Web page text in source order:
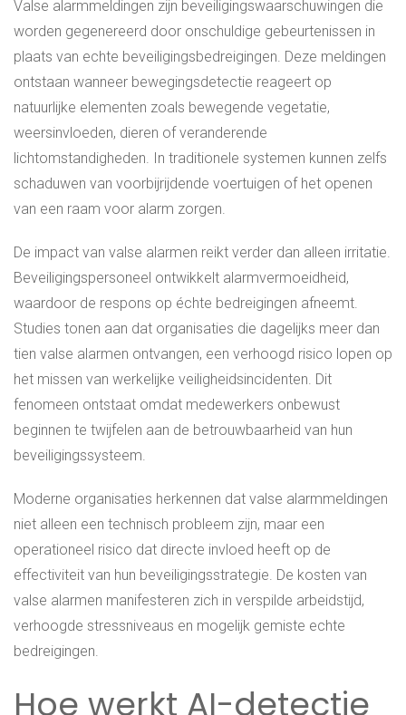
Valse alarmmeldingen zijn beveiligingswaarschuwingen die
worden gegenereerd door onschuldige gebeurtenissen in
plaats van echte beveiligingsbedreigingen. Deze meldingen
ontstaan wanneer bewegingsdetectie reageert op
natuurlijke elementen zoals bewegende vegetatie,
weersinvloeden, dieren of veranderende
lichtomstandigheden. In traditionele systemen kunnen zelfs
schaduwen van voorbijrijdende voertuigen of het openen
van een raam voor alarm zorgen.
De impact van valse alarmen reikt verder dan alleen irritatie.
Beveiligingspersoneel ontwikkelt alarmvermoeidheid,
waardoor de respons op échte bedreigingen afneemt.
Studies tonen aan dat organisaties die dagelijks meer dan
tien valse alarmen ontvangen, een verhoogd risico lopen op
het missen van werkelijke veiligheidsincidenten. Dit
fenomeen ontstaat omdat medewerkers onbewust
beginnen te twijfelen aan de betrouwbaarheid van hun
beveiligingssysteem.
Moderne organisaties herkennen dat valse alarmmeldingen
niet alleen een technisch probleem zijn, maar een
operationeel risico dat directe invloed heeft op de
effectiviteit van hun beveiligingsstrategie. De kosten van
valse alarmen manifesteren zich in verspilde arbeidstijd,
verhoogde stressniveaus en mogelijk gemiste echte
bedreigingen.
Hoe werkt AI-detectie